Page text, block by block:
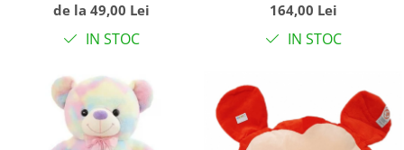
de la 49,00 Lei
IN STOC
164,00 Lei
IN STOC